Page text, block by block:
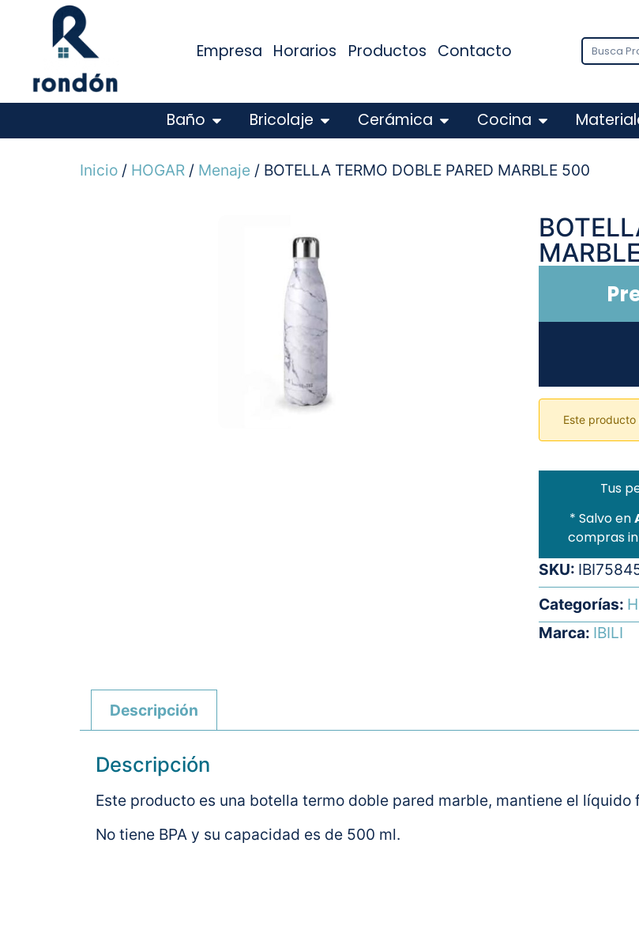
Empresa Horarios Productos Contacto
Baño Bricolaje Cerámica Cocina
Inicio/ HOGAR/ Menaje/ BOTELLA TERMO DOBLE PARED MARBLE 500
Este
Tus
* Salvo en
compras
SKU:
Categorías:
Marca: IBILI
Descripción
Descripción
Este producto es una botella termo doble pared marble, mantiene el
No tiene BPA y su capacidad es de 500 ml.